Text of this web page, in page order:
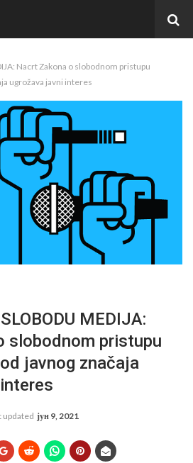
Nacrt Zakona o slobodnom pristupu
ugrožava javni interes
MEDIJA:
slobodnom pristupu
javnog značaja
updated јун 9, 2021